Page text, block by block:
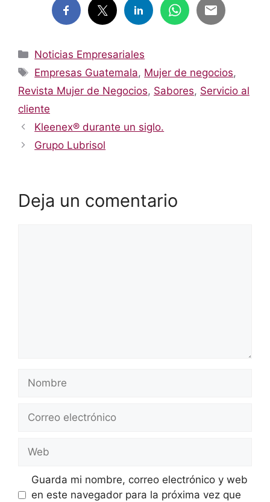
Categorías
Noticias Empresariales
Etiquetas
Empresas Guatemala, Mujer de negocios,
Revista Mujer de Negocios, Sabores, Servicio al
cliente
Kleenex® durante un siglo.
Grupo Lubrisol
Deja un comentario
Nombre
Correo
Web
Guarda mi nombre, correo electrónico y web
en este navegador para la próxima vez que